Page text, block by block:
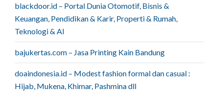
blackdoor.id – Portal Dunia Otomotif, Bisnis &
Keuangan, Pendidikan & Karir, Properti & Rumah,
Teknologi & AI
bajukertas.com – Jasa Printing Kain Bandung
doaindonesia.id – Modest fashion formal dan casual :
Hijab, Mukena, Khimar, Pashmina dll